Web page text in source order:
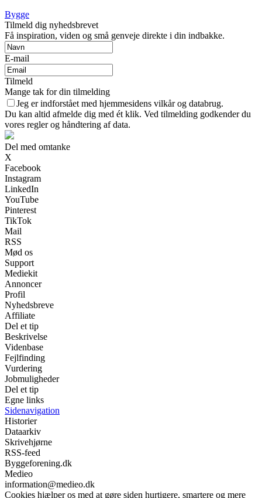
Bygge
Tilmeld dig nyhedsbrevet
Få inspiration, viden og små genveje direkte i din indbakke.
E-mail
Tilmeld
Mange tak for din tilmelding
Jeg er indforstået med hjemmesidens vilkår og databrug.
Du kan altid afmelde dig med ét klik. Ved tilmelding godkender du
vores regler og håndtering af data.
Del med omtanke
X
Facebook
Instagram
LinkedIn
YouTube
Pinterest
TikTok
Mail
RSS
Mød os
Support
Mediekit
Annoncer
Profil
Nyhedsbreve
Affiliate
Del et tip
Beskrivelse
Videnbase
Fejlfinding
Vurdering
Jobmuligheder
Del et tip
Egne links
Sidenavigation
Historier
Dataarkiv
Skrivehjørne
RSS-feed
Byggeforening.dk
Medieo
information@medieo.dk
Cookies hjælper os med at gøre siden hurtigere, smartere og mere